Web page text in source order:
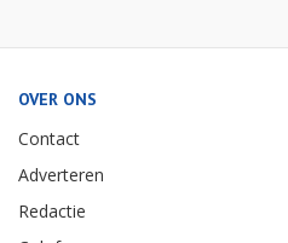
OVER ONS
Contact
Adverteren
Redactie